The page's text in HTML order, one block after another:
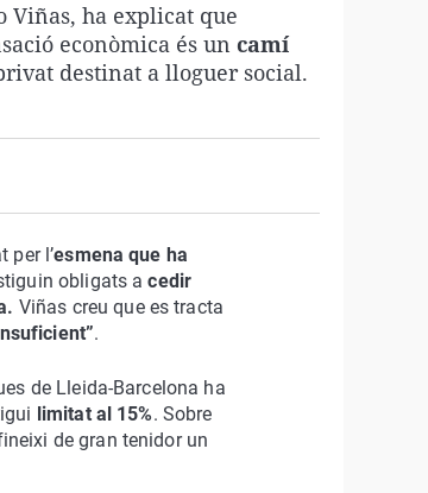
Viñas, ha explicat que
econòmica és un camí
destinat a lloguer social.
per l’esmena que ha
obligats acedir
Viñas creu que es tracta
.
de Lleida-Barcelona ha
limitat al 15%. Sobre
de gran tenidor un